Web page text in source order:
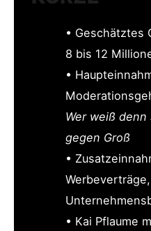
• Geschätztes
8 bis 12
•
Wer weiß denn
gegen Groß
•
• Kai Pflaume